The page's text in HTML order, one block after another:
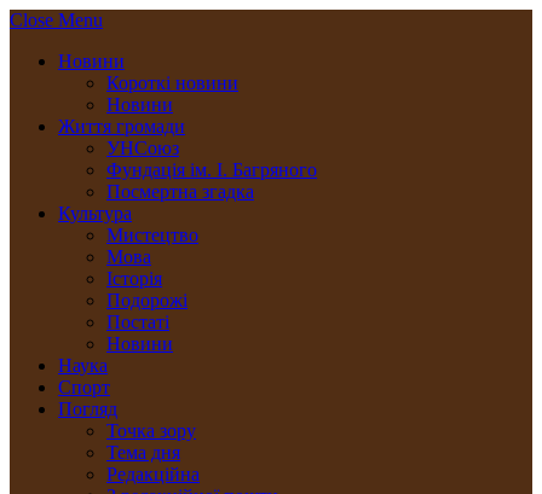
Close Menu
Новини
Короткі новини
Новини
Життя громади
УНСоюз
Фундація ім. І. Багряного
Посмертна згадка
Культура
Мистецтво
Мова
Історія
Подорожі
Постаті
Новини
Наука
Спорт
Погляд
Точка зору
Тема дня
Редакційна